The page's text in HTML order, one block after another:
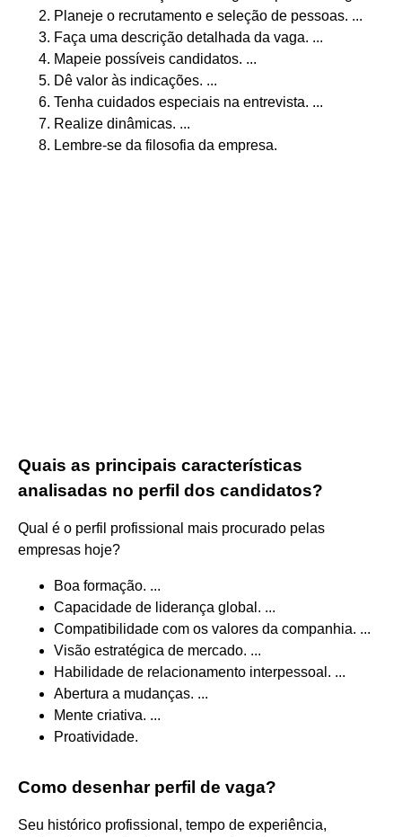
Planeje o recrutamento e seleção de pessoas. ...
Faça uma descrição detalhada da vaga. ...
Mapeie possíveis candidatos. ...
Dê valor às indicações. ...
Tenha cuidados especiais na entrevista. ...
Realize dinâmicas. ...
Lembre-se da filosofia da empresa.
Quais as principais características
analisadas no perfil dos candidatos?
Qual é o perfil profissional mais procurado pelas
empresas hoje?
Boa formação. ...
Capacidade de liderança global. ...
Compatibilidade com os valores da companhia. ...
Visão estratégica de mercado. ...
Habilidade de relacionamento interpessoal. ...
Abertura a mudanças. ...
Mente criativa. ...
Proatividade.
Como desenhar perfil de vaga?
Seu histórico profissional, tempo de experiência,